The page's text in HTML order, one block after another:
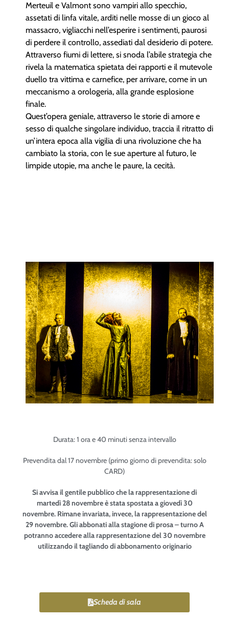
Durata: 1 ora e 40 minuti senza intervallo
Prevendita dal 17 novembre (primo giorno di prevendita: solo
CARD)
Si avvisa il gentile pubblico che la rappresentazione di
martedì 28 novembre è stata spostata a giovedì 30
novembre. Rimane invariata, invece, la rappresentazione del
29 novembre. Gli abbonati alla stagione di prosa – turno A
potranno accedere alla rappresentazione del 30 novembre
utilizzando il tagliando di abbonamento originario
Scheda di sala
Merteuil e Valmont sono vampiri allo specchio,
assetati di linfa vitale, arditi nelle mosse di un gioco al
massacro, vigliacchi nell’esperire i sentimenti, paurosi
di perdere il controllo, assediati dal desiderio di potere.
Attraverso fiumi di lettere, si snoda l’abile strategia che
rivela la matematica spietata dei rapporti e il mutevole
duello tra vittima e carnefice, per arrivare, come in un
meccanismo a orologeria, alla grande esplosione
finale.
Quest’opera geniale, attraverso le storie di amore e
sesso di qualche singolare individuo, traccia il ritratto di
un’intera epoca alla vigilia di una rivoluzione che ha
cambiato la storia, con le sue aperture al futuro, le
limpide utopie, ma anche le paure, la cecità.